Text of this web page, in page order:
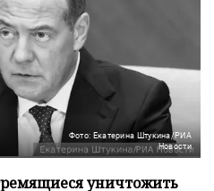
Фото: Екатерина Штукина/РИА
Новости
уничтожить